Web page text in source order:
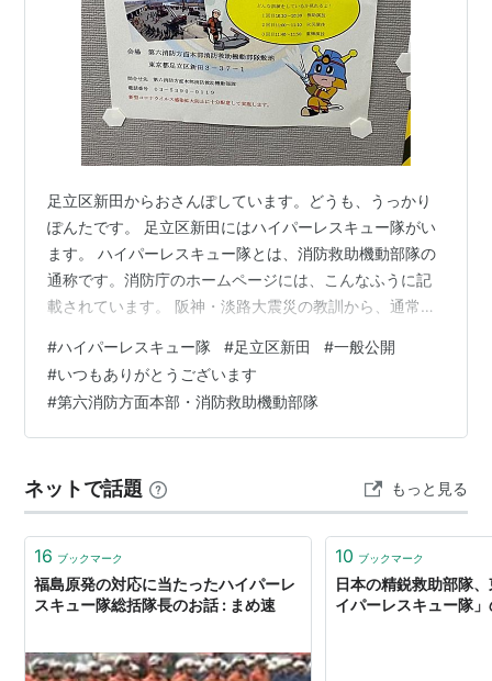
足立区新田からおさんぽしています。どうも、うっかり
ぽんたです。 足立区新田にはハイパーレスキュー隊がい
ます。 ハイパーレスキュー隊とは、消防救助機動部隊の
通称です。消防庁のホームページには、こんなふうに記
載されています。 阪神・淡路大震災の教訓から、通常の
めに生まれた部隊が消防救助機動部隊（愛称：ハイパー
レスキュー）です。消防救助機動部隊は、特殊な技能・
能力を有する隊員や装備で編成され、大型重機を備える
など、多数の人命を早期に救出することを目的としたス
ゃすごそうです…！ いつも色々な訓練をされ…
#ハイパーレスキュー隊 #足立区新田 #一般公開
#いつもありがとうございます
#第六消防方面本部・消防救助機動部隊
ネットで話題 もっと見る
16 ブックマーク
福島原発の対応に当たったハイパーレ
スキュー隊総括隊長のお話 : まめ速
10 ブックマーク
日本の精鋭救助部隊
イパーレスキュー隊